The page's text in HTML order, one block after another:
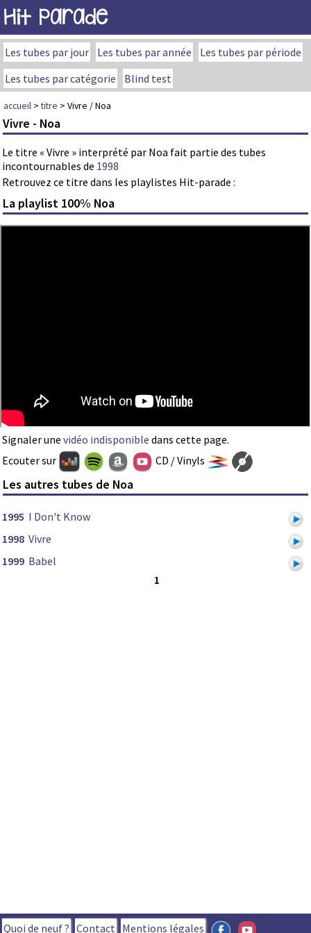
Hit Parade
Les tubes par jour Les tubes par année
Les tubes par période
Les tubes par catégorie
Blind test
accueil >titre > Vivre / Noa
Vivre - Noa
Le titre « Vivre » interprété par Noa fait partie des tubes
incontournables de 1998
Retrouvez ce titre dans les playlistes Hit-parade :
La playlist 100% Noa
Signaler une vidéo indisponible dans cette page.
Ecouter sur
CD / Vinyls
Les autres tubes de Noa
1995 I Don't Know
1998 Vivre
1999 Babel
1
Quoi de neuf ? Contact Mentions légales